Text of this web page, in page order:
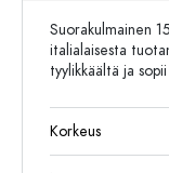
Suorakulmainen
italialaisesta
tyylikkäältä ja
Korkeus